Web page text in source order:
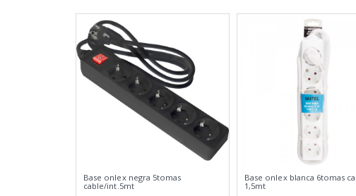
Base onlex negra 5tomas
cable/int.5mt
Base onlex blanca 6tomas
1,5mt